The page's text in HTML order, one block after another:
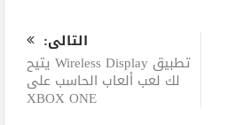
التالى:
تطبيق Wireless Display يتيح
لك لعب ألعاب الحاسب على
XBOX ONE